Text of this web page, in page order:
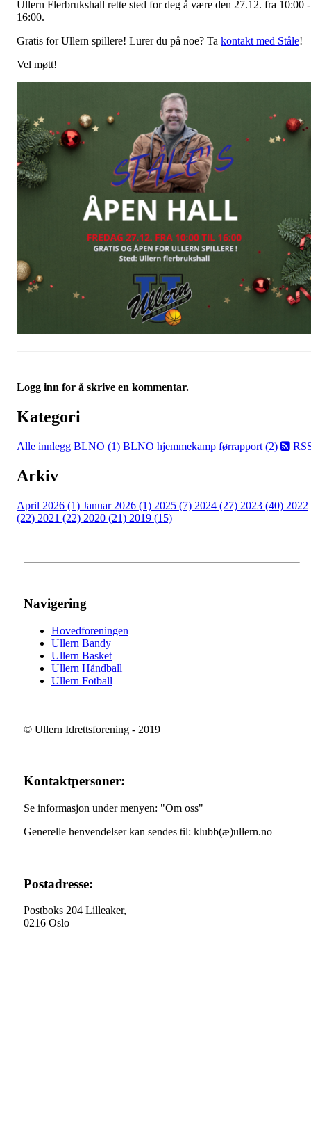
Ullern Flerbrukshall rette sted for deg å være den 27.12. fra 10:00 -
16:00.
Gratis for Ullern spillere! Lurer du på noe? Ta kontakt med Ståle!
Vel møtt!
Logg inn for å skrive en kommentar.
Kategori
Alle innlegg BLNO (1) BLNO hjemmekamp førrapport (2)
Arkiv
April 2026 (1) Januar 2026 (1) 2025 (7) 2024 (27) 2023 (40) 2022
(22) 2021 (22) 2020 (21) 2019 (15)
Navigering
Hovedforeningen
Ullern Bandy
Ullern Basket
Ullern Håndball
Ullern Fotball
© Ullern Idrettsforening - 2019
Kontaktpersoner:
Se informasjon under menyen: "Om oss"
Generelle henvendelser kan sendes til: klubb(æ)ullern.no
Postadresse:
Postboks 204 Lilleaker,
0216 Oslo